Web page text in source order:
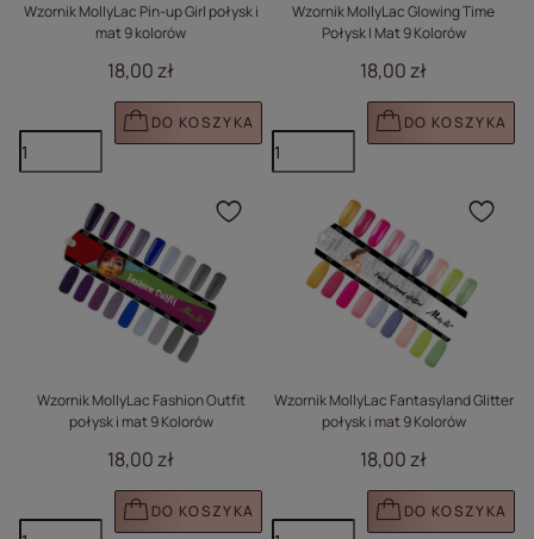
Wzornik MollyLac Pin-up Girl połysk i
mat 9 kolorów
18,00 zł
DO KOSZYKA
Wzornik MollyLac Glowing Time
Połysk I Mat 9 Kolorów
18,00 zł
DO KOSZYKA
Wzornik MollyLac Fashion Outfit
połysk i mat 9 Kolorów
18,00 zł
DO KOSZYKA
Kliknij, aby dodać
Wzornik MollyLac Fantasyland Glitter
połysk i mat 9 Kolorów
18,00 zł
DO KOSZYKA